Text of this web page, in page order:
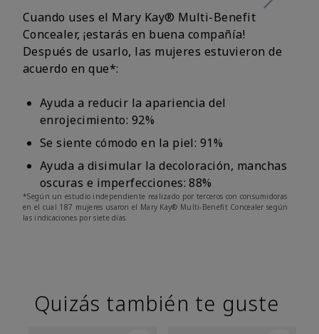
Cuando uses el Mary Kay® Multi-Benefit
Concealer, ¡estarás en buena compañía!
Después de usarlo, las mujeres estuvieron de
acuerdo en que*:
Ayuda a reducir la apariencia del
enrojecimiento: 92%
Se siente cómodo en la piel: 91%
Ayuda a disimular la decoloración, manchas
oscuras e imperfecciones: 88%
*Según un estudio independiente realizado por terceros con consumidoras
en el cual 187 mujeres usaron el Mary Kay® Multi-Benefit Concealer según
las indicaciones por siete días.
Quizás también te guste